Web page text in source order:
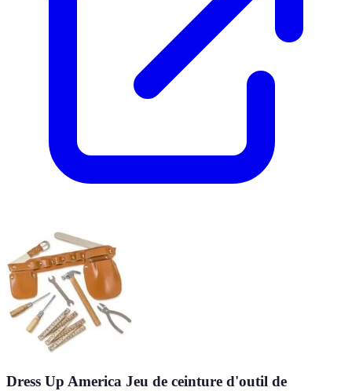
Dress Up America Jeu de ceinture d'outil de